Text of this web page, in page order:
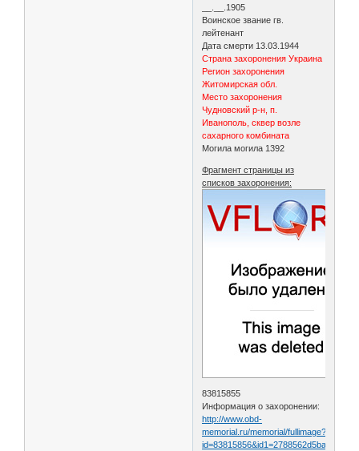
__.__.1905
Воинское звание гв.
лейтенант
Дата смерти 13.03.1944
Страна захоронения Украина
Регион захоронения
Житомирская обл.
Место захоронения
Чудновский р-н, п.
Иванополь, сквер возле
сахарного комбината
Могила могила 1392
Фрагмент страницы из
списков захоронения:
83815855
Информация о захоронении:
http://www.obd-
memorial.ru/memorial/fullimage?